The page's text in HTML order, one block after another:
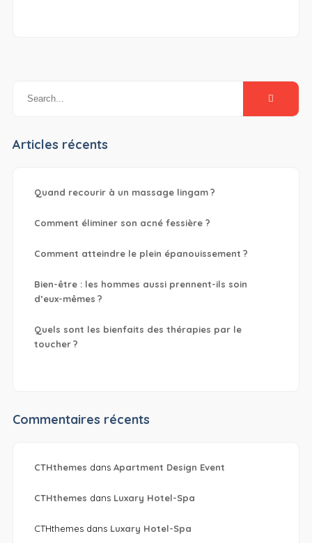
Articles récents
Quand recourir à un massage lingam ?
Comment éliminer son acné fessière ?
Comment atteindre le plein épanouissement ?
Bien-être : les hommes aussi prennent-ils soin
d’eux-mêmes ?
Quels sont les bienfaits des thérapies par le
toucher ?
Commentaires récents
CTHthemes dans Apartment Design Event
CTHthemes dans Luxary Hotel-Spa
CTHthemesdans Luxary Hotel-Spa